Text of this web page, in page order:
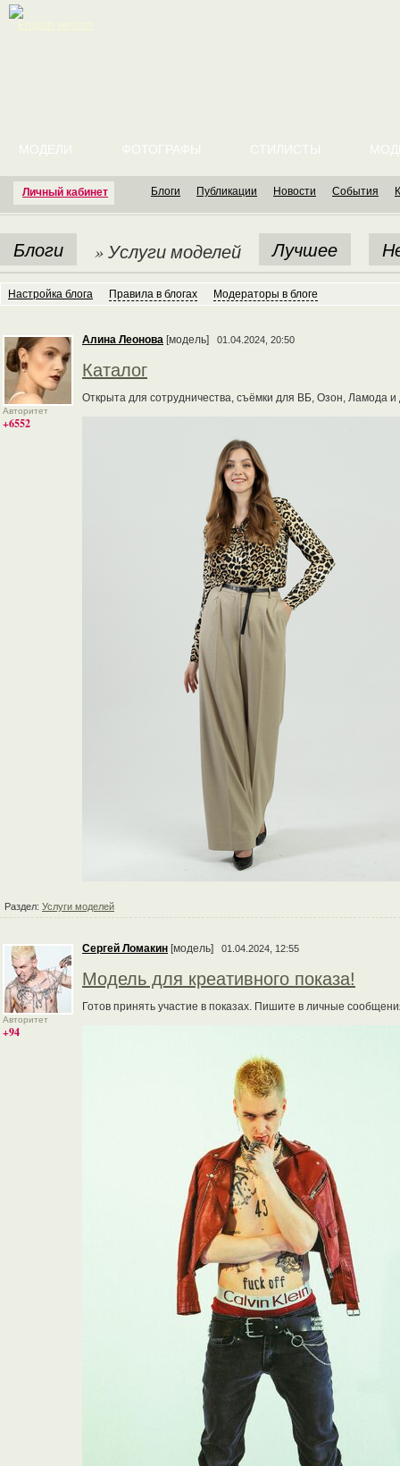
Личный кабинет
МОДЕЛИ ФОТОГРАФЫ СТИЛИСТЫ
Блоги Публикации Новости События
Блоги » Услуги моделей Лучшее
Настройка блога Правила в блогах Модераторы в блоге
Авторитет
+6552
Алина Леонова [модель] 01.04.2024, 20:50
Каталог
Открыта для сотрудничества, съёмки для ВБ, Озон, Ламода и
Раздел: Услуги моделей
Авторитет
+94
Сергей Ломакин [модель] 01.04.2024, 12:55
Модель для креативного показа!
Готов принять участие в показах. Пишите в личные